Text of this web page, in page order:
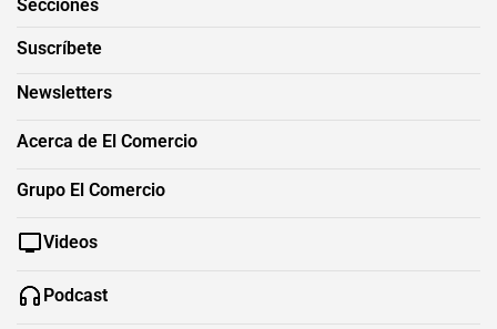
Secciones
Suscríbete
Newsletters
Acerca de El Comercio
Grupo El Comercio
Videos
Podcast